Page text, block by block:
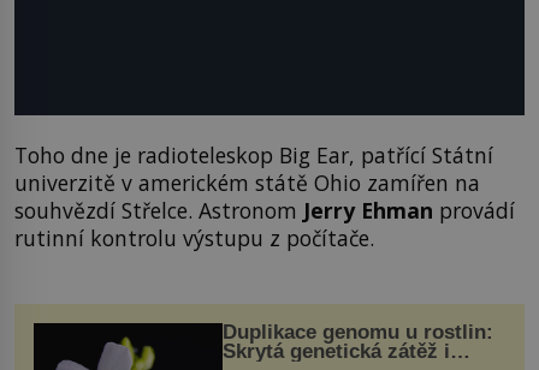
Toho dne je radioteleskop Big Ear, patřící Státní
univerzitě v americkém státě Ohio zamířen na
souhvězdí Střelce. Astronom Jerry Ehman provádí
rutinní kontrolu výstupu z počítače.
Duplikace genomu u rostlin:
Skrytá genetická zátěž i